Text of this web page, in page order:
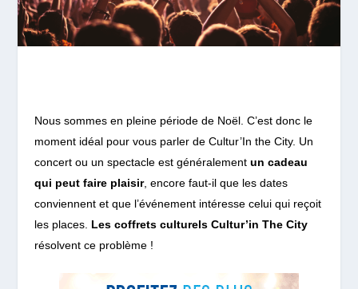
Nous sommes en pleine période de Noël. C’est donc le
moment idéal pour vous parler de Cultur’In the City. Un
concert ou un spectacle est généralement un cadeau
qui peut faire plaisir, encore faut-il que les dates
conviennent et que l’événement intéresse celui qui reçoit
les places. Les coffrets culturels Cultur’in The City
résolvent ce problème !